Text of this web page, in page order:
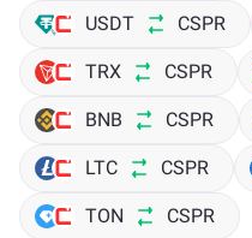
USDT CSPR
TRX CSPR
BNB CSPR
LTC CSPR
TON CSPR